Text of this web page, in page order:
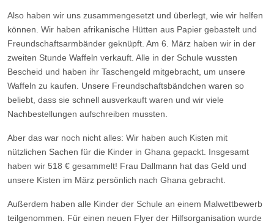
Also haben wir uns zusammengesetzt und überlegt, wie wir helfen
können. Wir haben afrikanische Hütten aus Papier gebastelt und
Freundschaftsarmbänder geknüpft. Am 6. März haben wir in der
zweiten Stunde Waffeln verkauft. Alle in der Schule wussten
Bescheid und haben ihr Taschengeld mitgebracht, um unsere
Waffeln zu kaufen. Unsere Freundschaftsbändchen waren so
beliebt, dass sie schnell ausverkauft waren und wir viele
Nachbestellungen aufschreiben mussten.​
Aber das war noch nicht alles: Wir haben auch Kisten mit
nützlichen Sachen für die Kinder in Ghana gepackt. Insgesamt
haben wir 518 € gesammelt! Frau Dallmann hat das Geld und
unsere Kisten im März persönlich nach Ghana gebracht.​
Außerdem haben alle Kinder der Schule an einem Malwettbewerb
teilgenommen. Für einen neuen Flyer der Hilfsorganisation wurde